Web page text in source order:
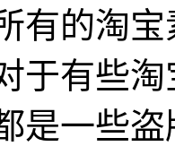
有的淘
于有些
是一些